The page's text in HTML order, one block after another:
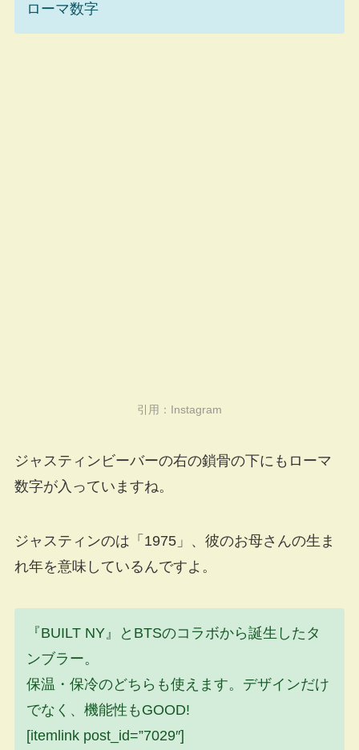
ローマ数字
引用：Instagram
ジャスティンビーバーの右の鎖骨の下にもローマ
数字が入っていますね。
ジャスティンのは「1975」、彼のお母さんの生ま
れ年を意味しているんですよ。
『BUILT NY』とBTSのコラボから誕生したタ
ンブラー。
保温・保冷のどちらも使えます。デザインだけ
でなく、機能性もGOOD!
[itemlink post_id=”7029″]